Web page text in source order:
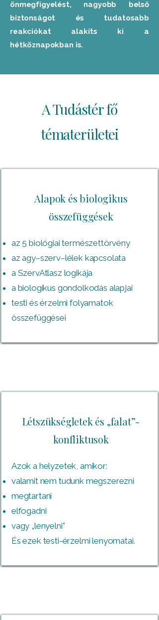
önmegfigyelést, nagyobb belső
biztonságot és tudatosabb
reakciókat alakíts ki a
hétköznapokban is.
A Tudástér fő
tématerületei
Alapok és biologikus
összefüggések
az 5 biológiai természettörvény
az agy–szerv–lélek kapcsolata
a SzervAtlasz logikája
a biologikus gondolkodás alapjai
testi és érzelmi folyamatok
összefüggései
Létszükségletek és „falat”-
konfliktusok
Azok a helyzetek, amikor:
valamit nem tudunk megszerezni
megtartani
elfogadni
vagy „lenyelni”
És ezek testi-érzelmi lenyomatai.​​